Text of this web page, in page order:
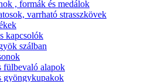
, formák és medálok
varrható strasszkövek
kapcsolók
szálban
fülbevaló alapok
gyöngykupakok